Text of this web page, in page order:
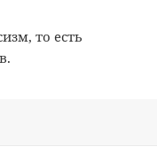
то есть